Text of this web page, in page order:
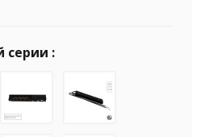
серии :